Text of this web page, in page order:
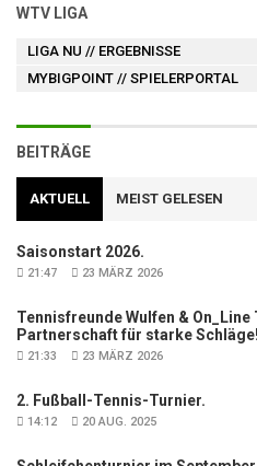
WTV LIGA
LIGA NU // ERGEBNISSE
MYBIGPOINT // SPIELERPORTAL
BEITRÄGE
AKTUELL MEIST GELESEN
Saisonstart 2026.
21:47 23 MÄRZ 2026
Tennisfreunde Wulfen &
Partnerschaft für starke
21:33 23 MÄRZ 2026
2. Fußball-Tennis-Turnier.
14:12 20 AUG. 2025